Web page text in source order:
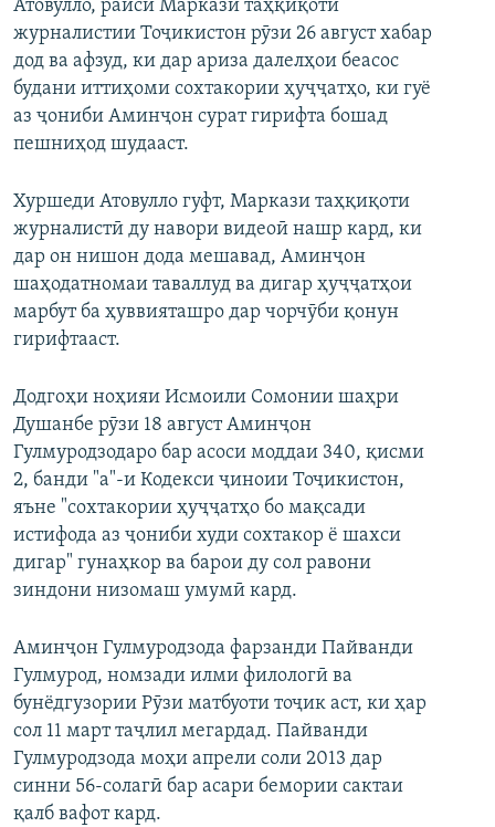
Атовулло, раиси Маркази таҳқиқоти
журналистии Тоҷикистон рӯзи 26 август хабар
дод ва афзуд, ки дар ариза далелҳои беасос
будани иттиҳоми сохтакории ҳуҷҷатҳо, ки гуё
аз ҷониби Аминҷон сурат гирифта бошад
пешниҳод шудааст.
Хуршеди Атовулло гуфт, Маркази таҳқиқоти
журналистӣ ду навори видеоӣ нашр кард, ки
дар он нишон дода мешавад, Аминҷон
шаҳодатномаи таваллуд ва дигар ҳуҷҷатҳои
марбут ба ҳуввияташро дар чорчӯби қонун
гирифтааст.
Додгоҳи ноҳияи Исмоили Сомонии шаҳри
Душанбе рӯзи 18 август Аминҷон
Гулмуродзодаро бар асоси моддаи 340, қисми
2, банди "а"-и Кодекси ҷиноии Тоҷикистон,
яъне "сохтакории ҳуҷҷатҳо бо мақсади
истифода аз ҷониби худи сохтакор ё шахси
дигар" гунаҳкор ва барои ду сол равони
зиндони низомаш умумӣ кард.
Аминҷон Гулмуродзода фарзанди Пайванди
Гулмурод, номзади илми филологӣ ва
бунёдгузории Рӯзи матбуоти тоҷик аст, ки ҳар
сол 11 март таҷлил мегардад. Пайванди
Гулмуродзода моҳи апрели соли 2013 дар
синни 56-солагӣ бар асари бемории сактаи
қалб вафот кард.